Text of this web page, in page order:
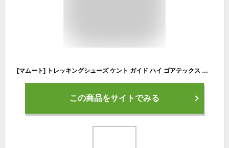
[マムート] トレッキングシューズ ケント ガイド ハイ ゴアテックス メンズ / 3010-00960 tin-spicy 26cm
この商品をサイトでみる